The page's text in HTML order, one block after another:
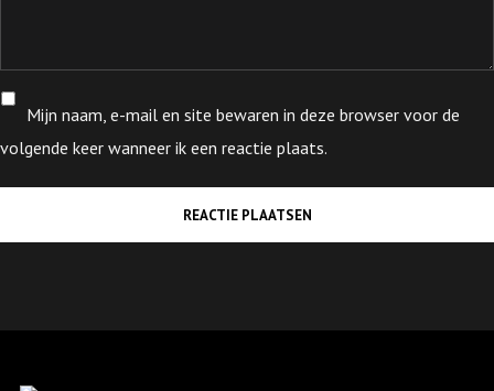
Mijn naam, e-mail en site bewaren in deze browser voor de
volgende keer wanneer ik een reactie plaats.